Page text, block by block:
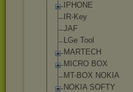
IPHONE
IR-Key
JAF
LGe Tool
MARTECH
MICRO BOX
MT-BOX NOKIA
NOKIA SOFTY